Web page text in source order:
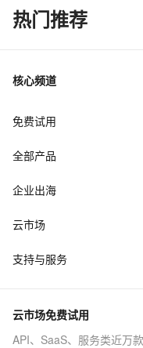
热门推荐
核心频道
免费试用
全部产品
企业出海
云市场
支持与服务
云市场免费试用